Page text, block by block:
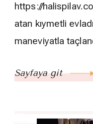
https://
atan kıymetli
maneviyatla
Sayfaya git